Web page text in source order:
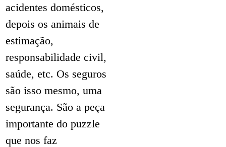
acidentes domésticos,
depois os animais de
estimação,
responsabilidade civil,
saúde, etc. Os seguros
são isso mesmo, uma
segurança. São a peça
importante do puzzle
que nos faz